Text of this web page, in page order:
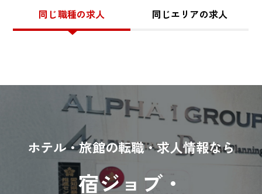
同じ職種の求人 同じエリアの求人
ホテル・旅館の転職・求人情報なら
宿ジョブ・